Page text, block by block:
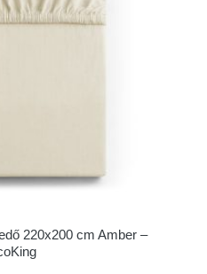
220x200 cm Amber –